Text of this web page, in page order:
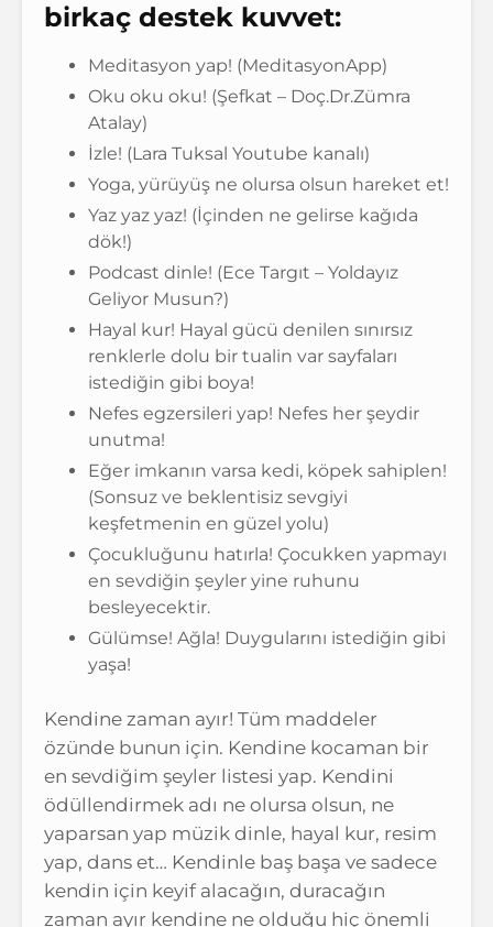
birkaç destek kuvvet:
Meditasyon yap! (MeditasyonApp)
Oku oku oku! (Şefkat – Doç.Dr.Zümra
Atalay)
İzle! (Lara Tuksal Youtube kanalı)
Yoga, yürüyüş ne olursa olsun hareket et!
Yaz yaz yaz! (İçinden ne gelirse kağıda
dök!)
Podcast dinle! (Ece Targıt – Yoldayız
Geliyor Musun?)
Hayal kur! Hayal gücü denilen sınırsız
renklerle dolu bir tualin var sayfaları
istediğin gibi boya!
Nefes egzersileri yap! Nefes her şeydir
unutma!
Eğer imkanın varsa kedi, köpek sahiplen!
(Sonsuz ve beklentisiz sevgiyi
keşfetmenin en güzel yolu)
Çocukluğunu hatırla! Çocukken yapmayı
en sevdiğin şeyler yine ruhunu
besleyecektir.
Gülümse! Ağla! Duygularını istediğin gibi
yaşa!
Kendine zaman ayır! Tüm maddeler
özünde bunun için. Kendine kocaman bir
en sevdiğim şeyler listesi yap. Kendini
ödüllendirmek adı ne olursa olsun, ne
yaparsan yap müzik dinle, hayal kur, resim
yap, dans et… Kendinle baş başa ve sadece
kendin için keyif alacağın, duracağın
zaman ayır kendine ne olduğu hiç önemli